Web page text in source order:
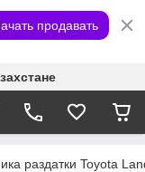
продавать
раздатки Toyota